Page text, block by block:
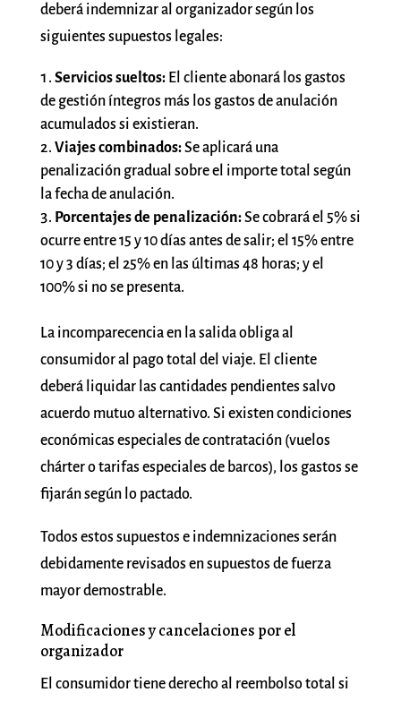
deberá indemnizar al organizador según los
siguientes supuestos legales:
Servicios sueltos:El cliente abonará los gastos
de gestión íntegros más los gastos de anulación
acumulados si existieran.
Viajes combinados:Se aplicará una
penalización gradual sobre el importe total según
la fecha de anulación.
Porcentajes de penalización:Se cobrará el 5% si
ocurre entre 15 y 10 días antes de salir; el 15% entre
10 y 3 días; el 25% en las últimas 48 horas; y el
100% si no se presenta.
La incomparecencia en la salida obliga al
consumidor al pago total del viaje. El cliente
deberá liquidar las cantidades pendientes salvo
acuerdo mutuo alternativo. Si existen condiciones
económicas especiales de contratación (vuelos
chárter o tarifas especiales de barcos), los gastos se
fijarán según lo pactado.
Todos estos supuestos e indemnizaciones serán
debidamente revisados en supuestos de fuerza
mayor demostrable.
Modificaciones y cancelaciones por el
organizador
El consumidor tiene derecho al reembolso total si